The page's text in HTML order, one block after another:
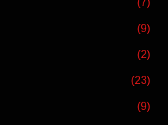
(7)
(9)
(2)
(23)
(9)